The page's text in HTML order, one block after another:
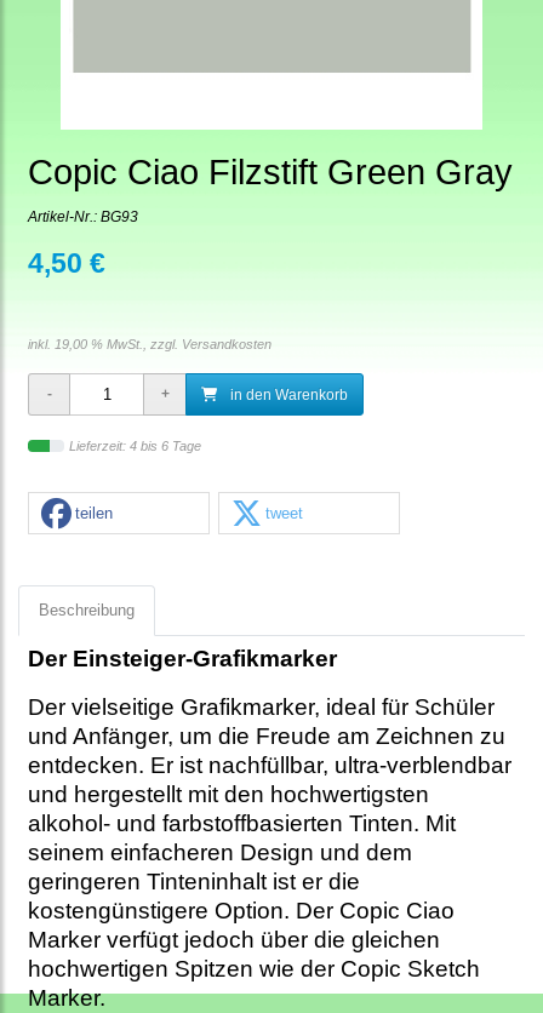
Copic Ciao Filzstift Green Gray
Artikel-Nr.: BG93
4,50 €
inkl. 19,00 % MwSt., zzgl. Versandkosten
in den Warenkorb
Lieferzeit: 4 bis 6 Tage
teilen tweet
Beschreibung
Der Einsteiger-Grafikmarker
Der vielseitige Grafikmarker, ideal für Schüler
und Anfänger, um die Freude am Zeichnen zu
entdecken. Er ist nachfüllbar, ultra-verblendbar
und hergestellt mit den hochwertigsten
alkohol- und farbstoffbasierten Tinten. Mit
seinem einfacheren Design und dem
geringeren Tinteninhalt ist er die
kostengünstigere Option. Der Copic Ciao
Marker verfügt jedoch über die gleichen
hochwertigen Spitzen wie der Copic Sketch
Marker.